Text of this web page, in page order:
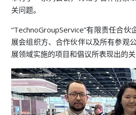
关问题。
“TechnoGroupService”有限责任合伙
展会组织方、合作伙伴以及所有参观
展领域实施的项目和倡议所表现出的关